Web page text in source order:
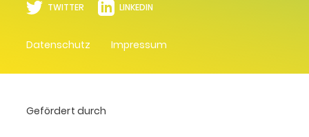
TWITTER LINKEDIN
Datenschutz Impressum
Gefördert durch